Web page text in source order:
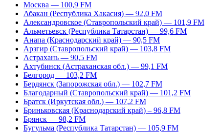
Москва — 100,9 FM
Абакан (Республика Хакасия) — 92,0 FM
Александровское (Ставропольский край) — 101,9 FM
Альметьевск (Республика Татарстан) — 99,6 FM
Анапа (Краснодарский край) — 90,5 FM
Арзгир (Ставропольский край) — 103,8 FM
Астрахань — 90,5 FM
Ахтубинск (Астраханская обл.) — 99,1 FM
Белгород — 103,2 FM
Бердянск (Запорожская обл.) — 102,7 FM
Благодарный (Ставропольский край) — 101,2 FM
Братск (Иркутская обл.) — 107,2 FM
Бриньковская (Краснодарский край) – 96,8 FM
Брянск — 98,2 FM
Бугульма (Республика Татарстан) — 105,9 FM